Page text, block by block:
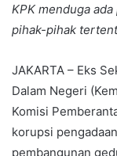
KPK menduga
pihak-pihak
JAKARTA – Eks
Dalam Negeri
Komisi
korupsi
pembangunan